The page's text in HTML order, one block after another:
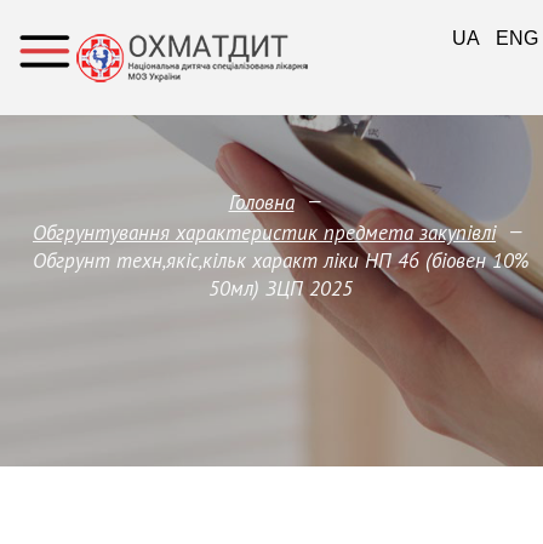
Головна —
Обгрунтування характеристик предмета закупівлi —
Обгрунт техн,якіс,кільк характ ліки НП 46 (біовен 10%
50мл) ЗЦП 2025
UA ENG